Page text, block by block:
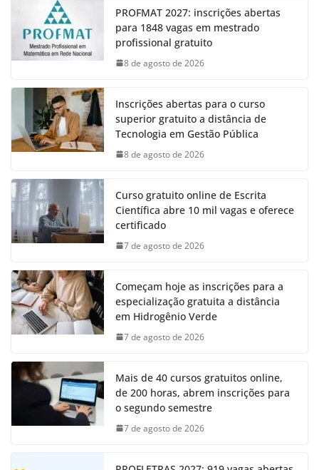
PROFMAT 2027: inscrições abertas
para 1848 vagas em mestrado
profissional gratuito
8 de agosto de 2026
Inscrições abertas para o curso
superior gratuito a distância de
Tecnologia em Gestão Pública
8 de agosto de 2026
Curso gratuito online de Escrita
Científica abre 10 mil vagas e oferece
certificado
7 de agosto de 2026
Começam hoje as inscrições para a
especialização gratuita a distância
em Hidrogênio Verde
7 de agosto de 2026
Mais de 40 cursos gratuitos online,
de 200 horas, abrem inscrições para
o segundo semestre
7 de agosto de 2026